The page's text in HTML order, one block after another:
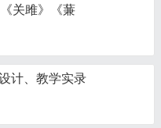
关雎》《蒹
计、教学实录